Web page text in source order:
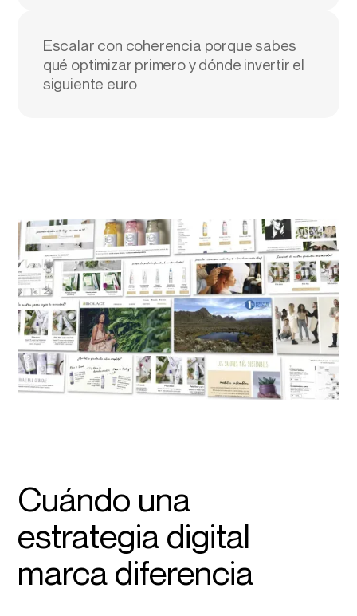
Escalar con coherencia porque sabes
qué optimizar primero y dónde invertir el
siguiente euro
Cuándo una
estrategia digital
marca diferencia